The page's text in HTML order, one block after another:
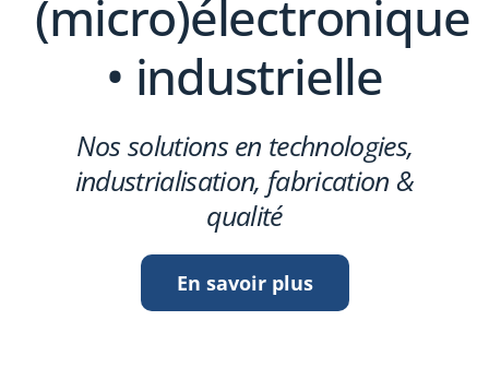
(micro)électronique
• industrielle
Nos solutions en technologies,
industrialisation, fabrication &
qualité
En savoir plus